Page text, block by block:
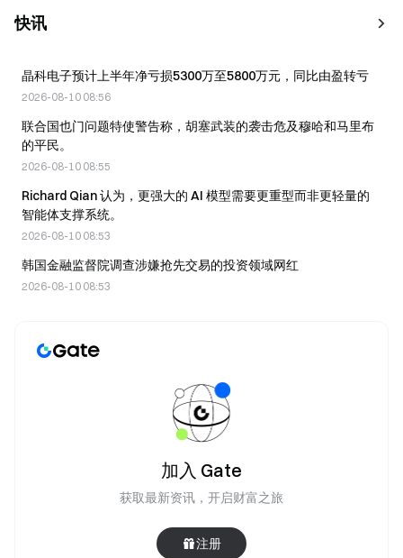
快讯
晶科电子预计上半年净亏损5300万至5800万元，同比由盈转亏
2026-08-10 08:56
联合国也门问题特使警告称，胡塞武装的袭击危及穆哈和马里布
的平民。
2026-08-10 08:55
Richard Qian 认为，更强大的 AI 模型需要更重型而非更轻量的
智能体支撑系统。
2026-08-10 08:53
韩国金融监督院调查涉嫌抢先交易的投资领域网红
2026-08-10 08:53
加入 Gate
获取最新资讯，开启财富之旅
注册